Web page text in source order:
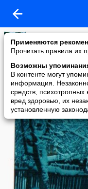
Применяются
Прочитать правила их
Возможны
В контенте могут
информация.
средств,
вред здоровью, их
установленную
Галина Аничева
added a photo
16 Nov в 10:11